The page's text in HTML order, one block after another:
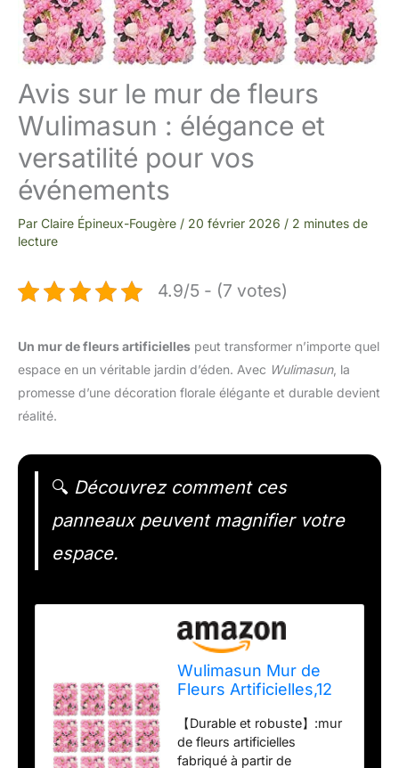
Avis sur le mur de fleurs
Wulimasun : élégance et
versatilité pour vos
événements
Par Claire Épineux-Fougère / 20 février 2026 / 2 minutes de
lecture
4.9/5 - (7 votes)
Un mur de fleurs artificielles peut transformer n’importe quel
espace en un véritable jardin d’éden. Avec Wulimasun, la
promesse d’une décoration florale élégante et durable devient
réalité.
🔍 Découvrez comment ces
panneaux peuvent magnifier votre
espace.
Wulimasun Mur de
Fleurs Artificielles,12
Mural Fleurs
Artificielles
60cmX40cm Mur de
【Durable et robuste】:mur
de fleurs artificielles
fabriqué à partir de